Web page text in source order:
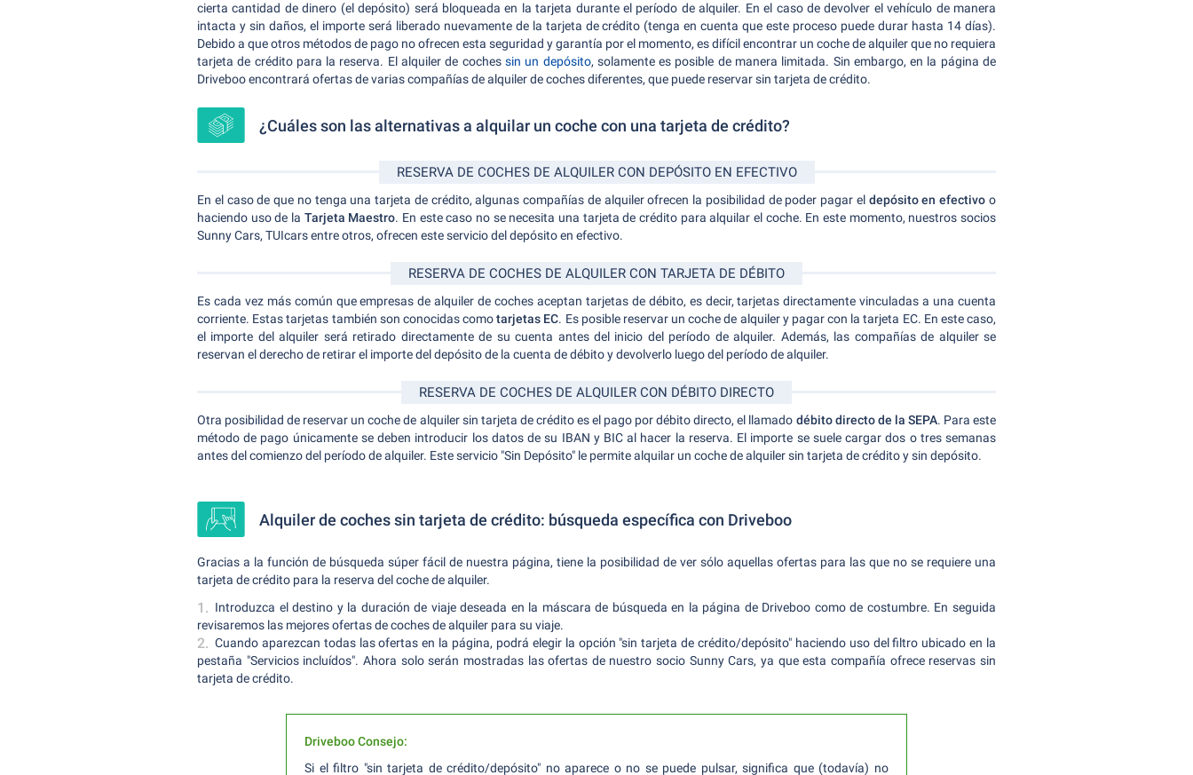
cierta cantidad de dinero (el depósito) será bloqueada en la tarjeta durante el período de alquiler. En el caso de devolver el vehículo de manera
intacta y sin daños, el importe será liberado nuevamente de la tarjeta de crédito (tenga en cuenta que este proceso puede durar hasta 14 días).
Debido a que otros métodos de pago no ofrecen esta seguridad y garantía por el momento, es difícil encontrar un coche de alquiler que no requiera
tarjeta de crédito para la reserva. El alquiler de coches sin un depósito, solamente es posible de manera limitada. Sin embargo, en la página de
Driveboo encontrará ofertas de varias compañías de alquiler de coches diferentes, que puede reservar sin tarjeta de crédito.
¿Cuáles son las alternativas a alquilar un coche con una tarjeta de crédito?
RESERVA DE COCHES DE ALQUILER CON DEPÓSITO EN EFECTIVO
En el caso de que no tenga una tarjeta de crédito, algunas compañías de alquiler ofrecen la posibilidad de poder pagar el depósito en efectivo o
haciendo uso de la Tarjeta Maestro. En este caso no se necesita una tarjeta de crédito para alquilar el coche. En este momento, nuestros socios
Sunny Cars, TUIcars entre otros, ofrecen este servicio del depósito en efectivo.
RESERVA DE COCHES DE ALQUILER CON TARJETA DE DÉBITO
Es cada vez más común que empresas de alquiler de coches aceptan tarjetas de débito, es decir, tarjetas directamente vinculadas a una cuenta
corriente. Estas tarjetas también son conocidas comotarjetas EC. Es posible reservar un coche de alquiler y pagar con la tarjeta EC. En este caso,
el importe del alquiler será retirado directamente de su cuenta antes del inicio del período de alquiler. Además, las compañías de alquiler se
reservan el derecho de retirar el importe del depósito de la cuenta de débito y devolverlo luego del período de alquiler.
RESERVA DE COCHES DE ALQUILER CON DÉBITO DIRECTO
Otra posibilidad de reservar un coche de alquiler sin tarjeta de crédito es el pago por débito directo, el llamado débito directo de la SEPA. Para este
método de pago únicamente se deben introducir los datos de su IBAN y BIC al hacer la reserva. El importe se suele cargar dos o tres semanas
antes del comienzo del período de alquiler. Este servicio "Sin Depósito" le permite alquilar un coche de alquiler sin tarjeta de crédito y sin depósito.
Alquiler de coches sin tarjeta de crédito: búsqueda específica con Driveboo
Gracias a la función de búsqueda súper fácil de nuestra página, tiene la posibilidad de ver sólo aquellas ofertas para las que no se requiere una
tarjeta de crédito para la reserva del coche de alquiler.
Introduzca el destino y la duración de viaje deseada en la máscara de búsqueda en la página de Driveboo como de costumbre. En seguida
revisaremos las mejores ofertas de coches de alquiler para su viaje.
Cuando aparezcan todas las ofertas en la página, podrá elegir la opción "sin tarjeta de crédito/depósito" haciendo uso del filtro ubicado en la
pestaña "Servicios incluídos". Ahora solo serán mostradas las ofertas de nuestro socio Sunny Cars, ya que esta compañía ofrece reservas sin
tarjeta de crédito.
Driveboo Consejo:
Si el filtro "sin tarjeta de crédito/depósito" no aparece o no se puede pulsar, significa que (todavía) no